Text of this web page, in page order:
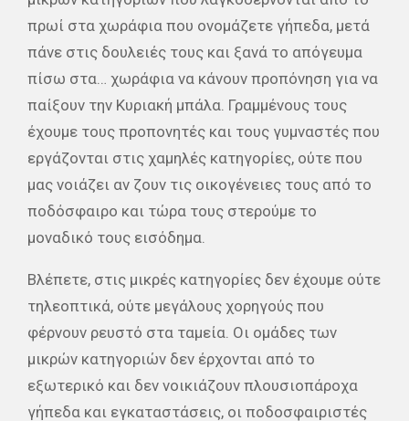
πρωί στα χωράφια που ονομάζετε γήπεδα, μετά
πάνε στις δουλειές τους και ξανά το απόγευμα
πίσω στα… χωράφια να κάνουν προπόνηση για να
παίξουν την Κυριακή μπάλα. Γραμμένους τους
έχουμε τους προπονητές και τους γυμναστές που
εργάζονται στις χαμηλές κατηγορίες, ούτε που
μας νοιάζει αν ζουν τις οικογένειες τους από το
ποδόσφαιρο και τώρα τους στερούμε το
μοναδικό τους εισόδημα.
Βλέπετε, στις μικρές κατηγορίες δεν έχουμε ούτε
τηλεοπτικά, ούτε μεγάλους χορηγούς που
φέρνουν ρευστό στα ταμεία. Οι ομάδες των
μικρών κατηγοριών δεν έρχονται από το
εξωτερικό και δεν νοικιάζουν πλουσιοπάροχα
γήπεδα και εγκαταστάσεις, οι ποδοσφαιριστές